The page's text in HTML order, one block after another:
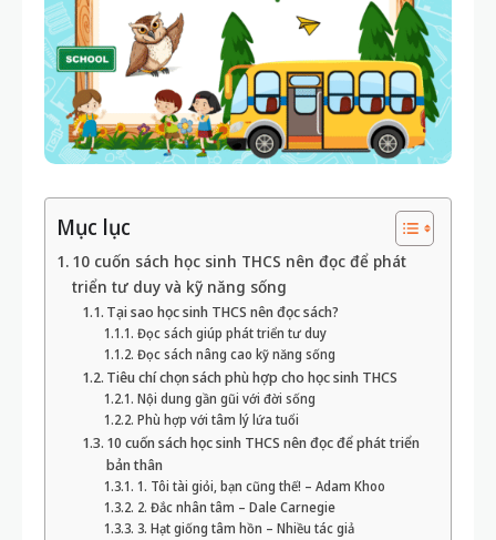
Mục lục
10 cuốn sách học sinh THCS nên đọc để phát
triển tư duy và kỹ năng sống
Tại sao học sinh THCS nên đọc sách?
Đọc sách giúp phát triển tư duy
Đọc sách nâng cao kỹ năng sống
Tiêu chí chọn sách phù hợp cho học sinh THCS
Nội dung gần gũi với đời sống
Phù hợp với tâm lý lứa tuổi
10 cuốn sách học sinh THCS nên đọc để phát triển
bản thân
1. Tôi tài giỏi, bạn cũng thế! – Adam Khoo
2. Đắc nhân tâm – Dale Carnegie
3. Hạt giống tâm hồn – Nhiều tác giả